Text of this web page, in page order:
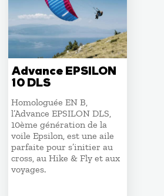
Advance EPSILON
10 DLS
Homologuée EN B,
l’Advance EPSILON DLS,
10ème génération de la
voile Epsilon, est une aile
parfaite pour s’initier au
cross, au Hike & Fly et aux
voyages.